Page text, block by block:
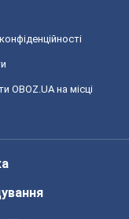
OBOZ.UA на місці